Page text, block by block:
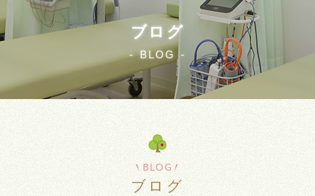
ブログ
BLOG
BLOG
ブログ